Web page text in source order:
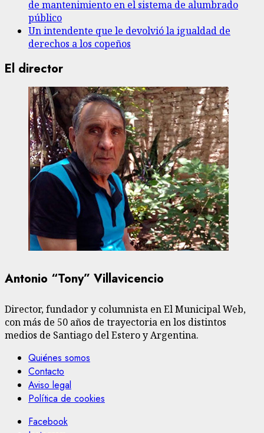
de mantenimiento en el sistema de alumbrado
público
Un intendente que le devolvió la igualdad de
derechos a los copeños
El director
Antonio “Tony” Villavicencio
Director, fundador y columnista en El Municipal Web,
con más de 50 años de trayectoria en los distintos
medios de Santiago del Estero y Argentina.
Quiénes somos
Contacto
Aviso legal
Política de cookies
Facebook